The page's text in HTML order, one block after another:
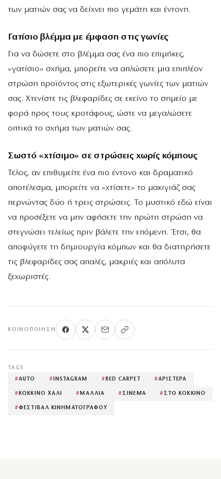
των ματιών σας να δείχνει πιο γεμάτη και έντονη.
Γατίσιο βλέμμα με έμφαση στις γωνίες
Για να δώσετε στο βλέμμα σας ένα πιο επιμήκες,
«γατίσιο» σχήμα, μπορείτε να απλώσετε μια επιπλέον
στρώση προϊόντος στις εξωτερικές γωνίες των ματιών
σας. Χτενίστε τις βλεφαρίδες σε εκείνο το σημείο με
φορά προς τους κροτάφους, ώστε να μεγαλώσετε
οπτικά το σχήμα των ματιών σας.
Σωστό «χτίσιμο» σε στρώσεις χωρίς κόμπους
Τέλος, αν επιθυμείτε ένα πιο έντονο και δραματικό
αποτέλεσμα, μπορείτε να «χτίσετε» το μακιγιάζ σας
περνώντας δύο ή τρεις στρώσεις. Το μυστικό εδώ είναι
να προσέξετε να μην αφήσετε την πρώτη στρώση να
στεγνώσει τελείως πριν βάλετε την επόμενη. Έτσι, θα
αποφύγετε τη δημιουργία κόμπων και θα διατηρήσετε
τις βλεφαρίδες σας απαλές, μακριές και απόλυτα
ξεχωριστές.
ΚΟΙΝΟΠΟΊΗΣΗ
TAGS
#AUTO # INSTAGRAM # RED CARPET #ΑΡΙΣΤΕΡΑ
# ΚΟΚΚΙΝΟ ΧΑΛΙ # ΜΑΛΛΙΑ # ΣΙΝΕΜΑ # ΣΤΟ ΚΟΚΚΙΝΟ
#ΦΕΣΤΙΒΑΛ ΚΙΝΗΜΑΤΟΓΡΑΦΟΥ